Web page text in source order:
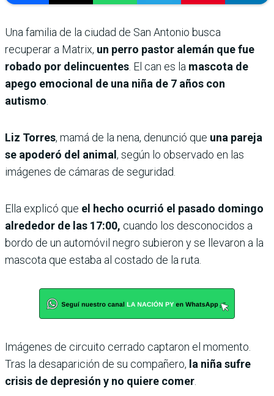
Una familia de la ciudad de San Antonio busca
recuperar a Matrix, un perro pastor alemán que fue
robado por delincuentes. El can es la mascota de
apego emocional de una niña de 7 años con
autismo.
Liz Torres, mamá de la nena, denunció que una pareja
se apoderó del animal , según lo observado en las
imágenes de cámaras de seguridad.
Ella explicó que el hecho ocurrió el pasado domingo
alrededor de las 17:00, cuando los desconocidos a
bordo de un automóvil negro subieron y se llevaron a la
mascota que estaba al costado de la ruta.
Imágenes de circuito cerrado captaron el momento.
Tras la desaparición de su compañero, la niña sufre
crisis de depresión y no quiere comer.